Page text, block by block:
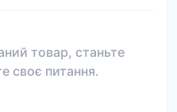
товар, станьте
своє питання.